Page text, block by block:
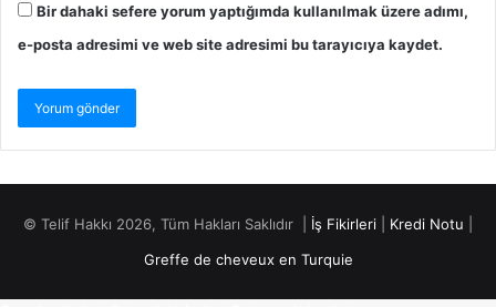
Bir dahaki sefere yorum yaptığımda kullanılmak üzere adımı,
e-posta adresimi ve web site adresimi bu tarayıcıya kaydet.
© Telif Hakkı 2026, Tüm Hakları Saklıdır | İş Fikirleri Kredi Notu
Greffe de cheveux en Turquie